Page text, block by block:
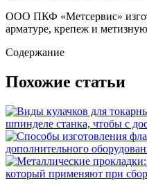
ООО ПКФ «Метсервис»
арматуре, крепеж и
Содержание
Похожие статьи
шпинделе станка, чтобы с
дополнительного
который применяют при